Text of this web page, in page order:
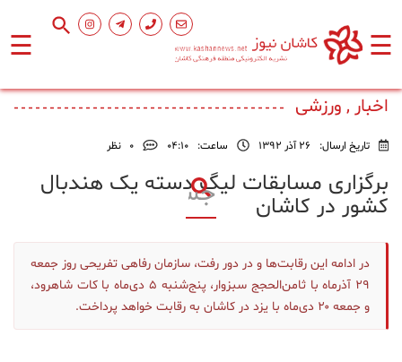
☰ ☰
اصلی
فرهنگ
هنر
ورزشی
اخبار , ورزشی
تاریخ ارسال: 26 آذر 1392 ساعت: ۰۴:۱۰ 0 نظر
برگزاری مسابقات لیگ دسته یک هندبال
کشور در کاشان
در ادامه این رقابت‌ها و در دور رفت، سازمان رفاهی تفریحی روز جمعه
۲۹ آذرماه با ثامن‌الحجج سبزوار، پنج‌شنبه ۵ دی‌ماه با کات شاهرود،
و جمعه ۲۰ دی‌ماه با یزد در کاشان به رقابت خواهد پرداخت.